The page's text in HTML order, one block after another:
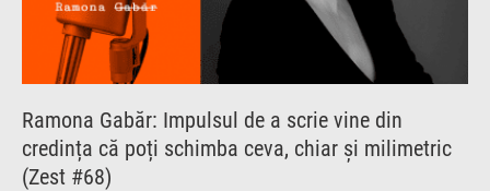
Ramona Gabăr: Impulsul de a scrie vine din
credința că poți schimba ceva, chiar și milimetric
(Zest #68)